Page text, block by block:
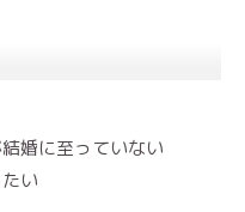
婚に至っていない
い